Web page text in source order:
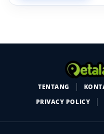
TENTANG
PRIVACY POLICY